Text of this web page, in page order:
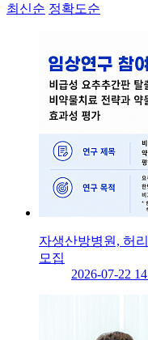
최신순 정확도순
자생산방병원, 허
모집
2026-07-22